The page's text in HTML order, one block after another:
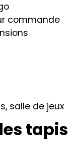
commande
salle de jeux
tapis